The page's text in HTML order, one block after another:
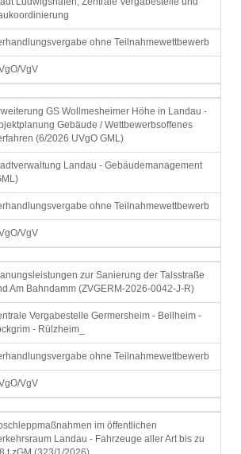
ohne Teilnahmewettbewerb
VgV
GS Wollmesheimer Höhe in Landau -
Gebäude / Wettbewerbsoffenes
(6/2026 UVgO GML)
Landau - Gebäudemanagement
ohne Teilnahmewettbewerb
VgV
zur Sanierung der Talsstraße
Am Bahndamm (ZVGERM-2026-0042-J-R)
Vergabestelle Germersheim - Bellheim -
- Rülzheim_
ohne Teilnahmewettbewerb
VgV
im öffentlichen
Landau - Fahrzeuge aller Art bis zu